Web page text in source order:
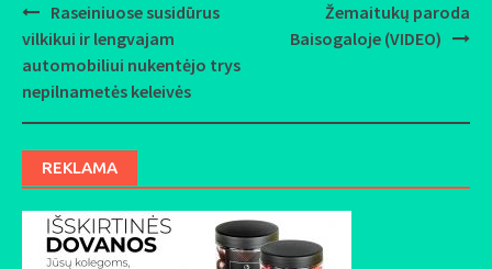
Post
navigation
Raseiniuose susidūrus
vilkikui ir lengvajam
automobiliui nukentėjo trys
nepilnametės keleivės
Žemaitukų paroda
Baisogaloje (VIDEO)
REKLAMA